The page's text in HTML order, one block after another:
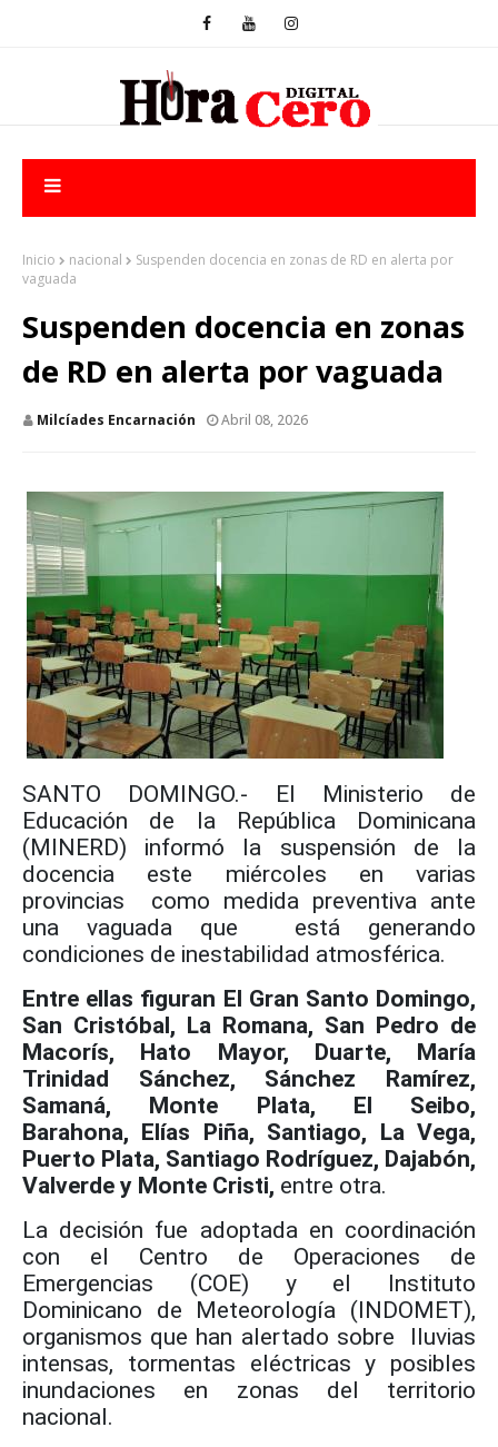
Inicio nacional
Suspenden docencia en zonas de RD en alerta por
vaguada
Suspenden docencia en zonas
de RD en alerta por vaguada
Milcíades Encarnación Abril 08, 2026
SANTO DOMINGO.- El Ministerio de
Educación de la República Dominicana
(MINERD) informó la suspensión de la
docencia este miércoles en varias
provincias como medida preventiva ante
una vaguada que está generando
condiciones de inestabilidad atmosférica.
Entre ellas figuran El Gran Santo Domingo,
San Cristóbal, La Romana, San Pedro de
Macorís, Hato Mayor, Duarte, María
Trinidad Sánchez, Sánchez Ramírez,
Samaná, Monte Plata, El Seibo,
Barahona, Elías Piña, Santiago, La Vega,
Puerto Plata, Santiago Rodríguez, Dajabón,
Valverde y Monte Cristi, entre otra.
La decisión fue adoptada en coordinación
con el Centro de Operaciones de
Emergencias (COE) y el Instituto
Dominicano de Meteorología (INDOMET),
organismos que han alertado sobre lluvias
intensas, tormentas eléctricas y posibles
inundaciones en zonas del territorio
nacional.